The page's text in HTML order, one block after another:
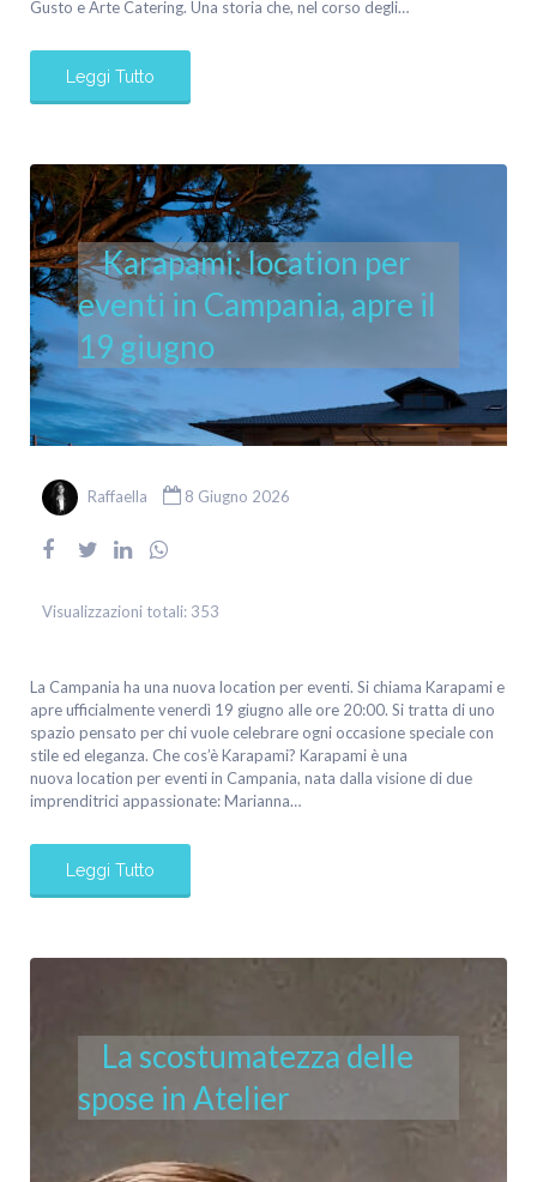
Gusto e Arte Catering. Una storia che, nel corso degli…
Leggi Tutto
Karapami: location per
eventi in Campania, apre il
19 giugno
Raffaella 8 Giugno 2026
Visualizzazioni totali: 353
La Campania ha una nuova location per eventi. Si chiama Karapami e
apre ufficialmente venerdì 19 giugno alle ore 20:00. Si tratta di uno
spazio pensato per chi vuole celebrare ogni occasione speciale con
stile ed eleganza. Che cos’è Karapami? Karapami è una
nuova location per eventi in Campania, nata dalla visione di due
imprenditrici appassionate: Marianna…
Leggi Tutto
La scostumatezza delle
spose in Atelier